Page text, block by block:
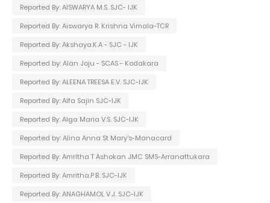
Reported By: AISWARYA M.S. SJC- IJK
Reported By: Aiswarya R. Krishna Vimala-TCR
Reported By: Akshaya.K.A - SJC - IJK
Reported by: Alan Joju - SCAS - Kodakara
Reported By: ALEENA TREESA E.V. SJC-IJK
Reported By: Alfa Sajin SJC-IJK
Reported By: Alga Maria V.S. SJC-IJK
Reported by: Alina Anna St Mary's-Manacard
Reported By: Amritha T Ashokan JMC SMS-Arranattukara
Reported By: Amritha.P.B. SJC-IJK
Reported By: ANAGHAMOL V.J. SJC-IJK